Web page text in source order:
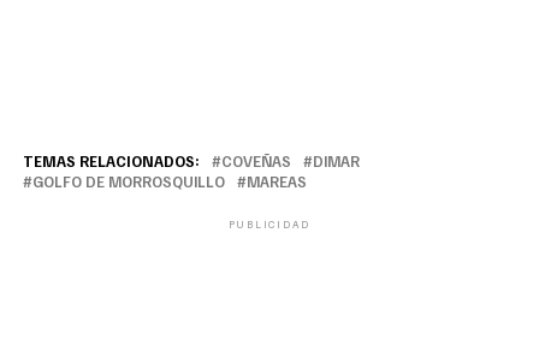
TEMAS RELACIONADOS: COVEÑAS
DIMAR
GOLFO DE MORROSQUILLO
MAREAS
PUBLICIDAD